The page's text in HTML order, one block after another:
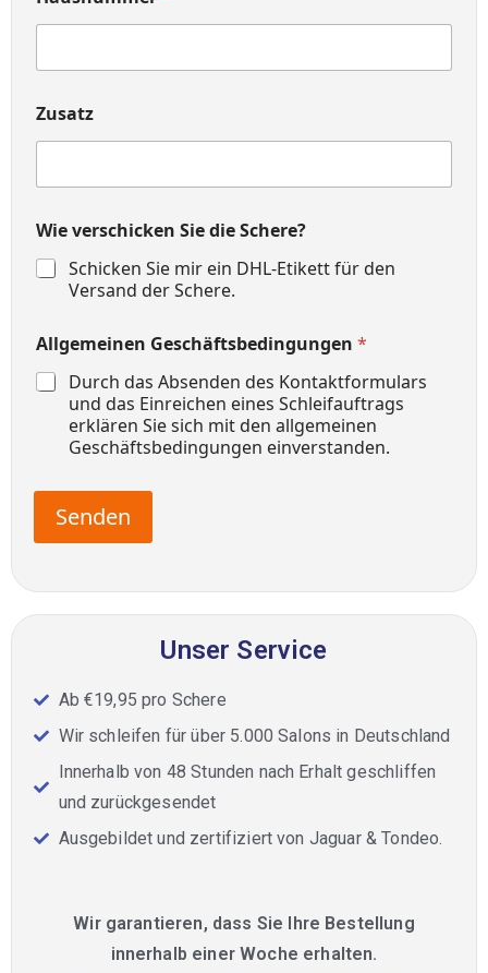
Zusatz
Wie verschicken Sie die Schere?
Schicken Sie mir ein DHL-Etikett für den
Versand der Schere.
Allgemeinen Geschäftsbedingungen *
Durch das Absenden des Kontaktformulars
und das Einreichen eines Schleifauftrags
erklären Sie sich mit den allgemeinen
Geschäftsbedingungen einverstanden.
Senden
Unser Service
Ab €19,95 pro Schere
Wir schleifen für über 5.000 Salons in Deutschland
Innerhalb von 48 Stunden nach Erhalt geschliffen
und zurückgesendet
Ausgebildet und zertifiziert von Jaguar & Tondeo.
Wir garantieren, dass Sie Ihre Bestellung
innerhalb einer Woche erhalten.